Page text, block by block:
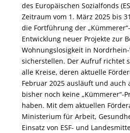
des Europäischen Sozialfonds
Zeitraum vom 1. März 2025 bis
die Fortführung der
Entwicklung neuer Projekte zur
Wohnungslosigkeit in
sicherstellen. Der Aufruf richtet
alle Kreise, deren aktuelle
Februar 2025 ausläuft und auch
bisher noch keine „Kümmerer“-
haben. Mit dem aktuellen
Ministerium für Arbeit,
Einsatz von ESF- und